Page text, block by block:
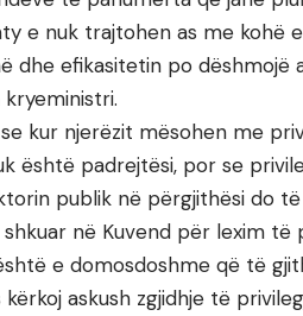
e nuk trajtohen as me kohë
dhe efikasitetin po
kryeministri.
kur njerëzit mësohen me
është padrejtësi, por se
publik në përgjithësi do
në Kuvend për lexim
e domosdoshme që të
askush zgjidhje të